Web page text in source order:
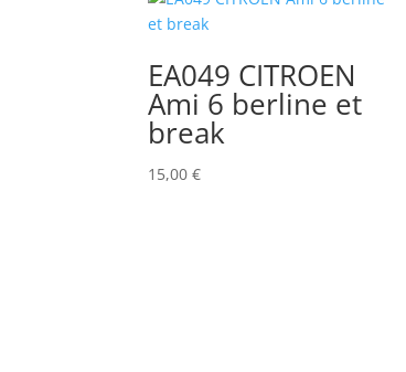
EA049 CITROEN
Ami 6 berline et
break
15,00€